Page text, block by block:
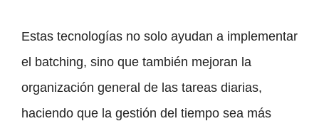
Estas tecnologías no solo ayudan a implementar
el batching, sino que también mejoran la
organización general de las tareas diarias,
haciendo que la gestión del tiempo sea más